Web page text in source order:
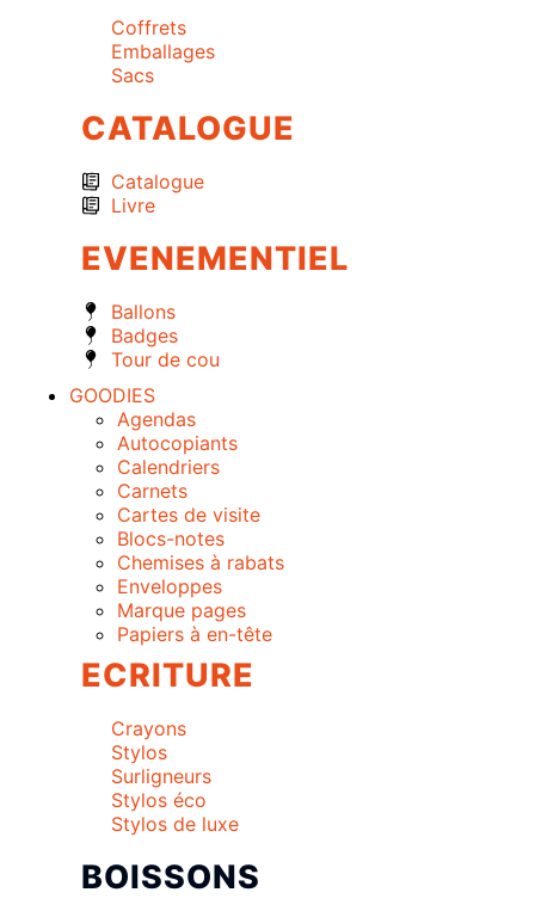
Coffrets
Emballages
Sacs
CATALOGUE
Catalogue
Livre
EVENEMENTIEL
Ballons
Badges
Tour de cou
GOODIES
Agendas
Autocopiants
Calendriers
Carnets
Cartes de visite
Blocs-notes
Chemises à rabats
Enveloppes
Marque pages
Papiers à en-tête
ECRITURE
Crayons
Stylos
Surligneurs
Stylos éco
Stylos de luxe
BOISSONS